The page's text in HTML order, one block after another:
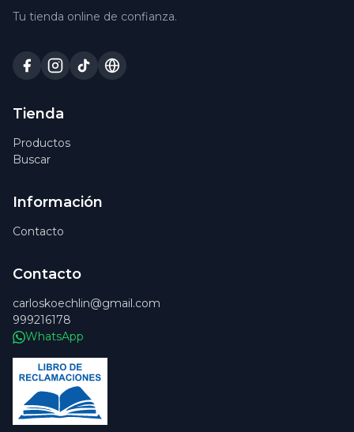
Tu tienda online de confianza.
Tienda
Productos
Buscar
Información
Contacto
Contacto
carloskoechlin@gmail.com
999216178
WhatsApp